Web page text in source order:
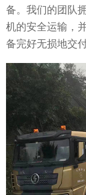
备。我们的团队
机的安全运输，
备完好无损地交